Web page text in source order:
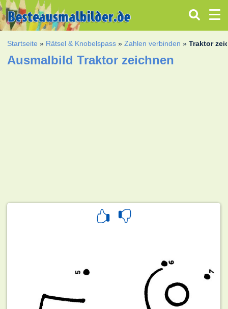
Startseite » Rätsel & Knobelspass »Zahlen verbinden »Traktor
Ausmalbild Traktor zeichnen